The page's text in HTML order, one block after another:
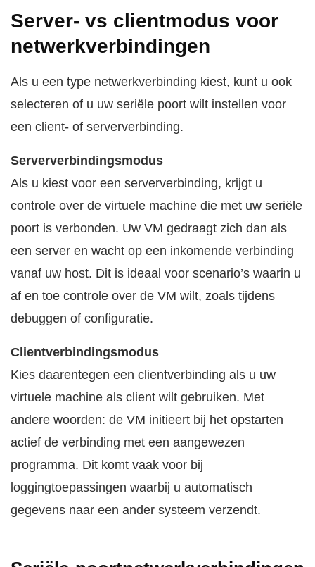
Server- vs clientmodus voor
netwerkverbindingen
Als u een type netwerkverbinding kiest, kunt u ook
selecteren of u uw seriële poort wilt instellen voor
een client- of serververbinding.
Serververbindingsmodus
Als u kiest voor een serververbinding, krijgt u
controle over de virtuele machine die met uw seriële
poort is verbonden. Uw VM gedraagt zich dan als
een server en wacht op een inkomende verbinding
vanaf uw host. Dit is ideaal voor scenario’s waarin u
af en toe controle over de VM wilt, zoals tijdens
debuggen of configuratie.
Clientverbindingsmodus
Kies daarentegen een clientverbinding als u uw
virtuele machine als client wilt gebruiken. Met
andere woorden: de VM initieert bij het opstarten
actief de verbinding met een aangewezen
programma. Dit komt vaak voor bij
loggingtoepassingen waarbij u automatisch
gegevens naar een ander systeem verzendt.